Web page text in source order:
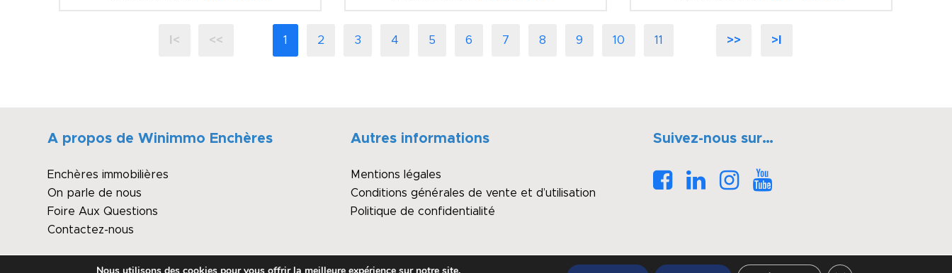
I< << 1 2 3 4 5 6 7 8 9 10 11 >> >I
A propos de Winimmo Enchères
Enchères immobilières
On parle de nous
Foire Aux Questions
Contactez-nous
Autres informations
Mentions légales
Conditions générales de vente et d’utilisation
Politique de confidentialité
Suivez-nous sur…